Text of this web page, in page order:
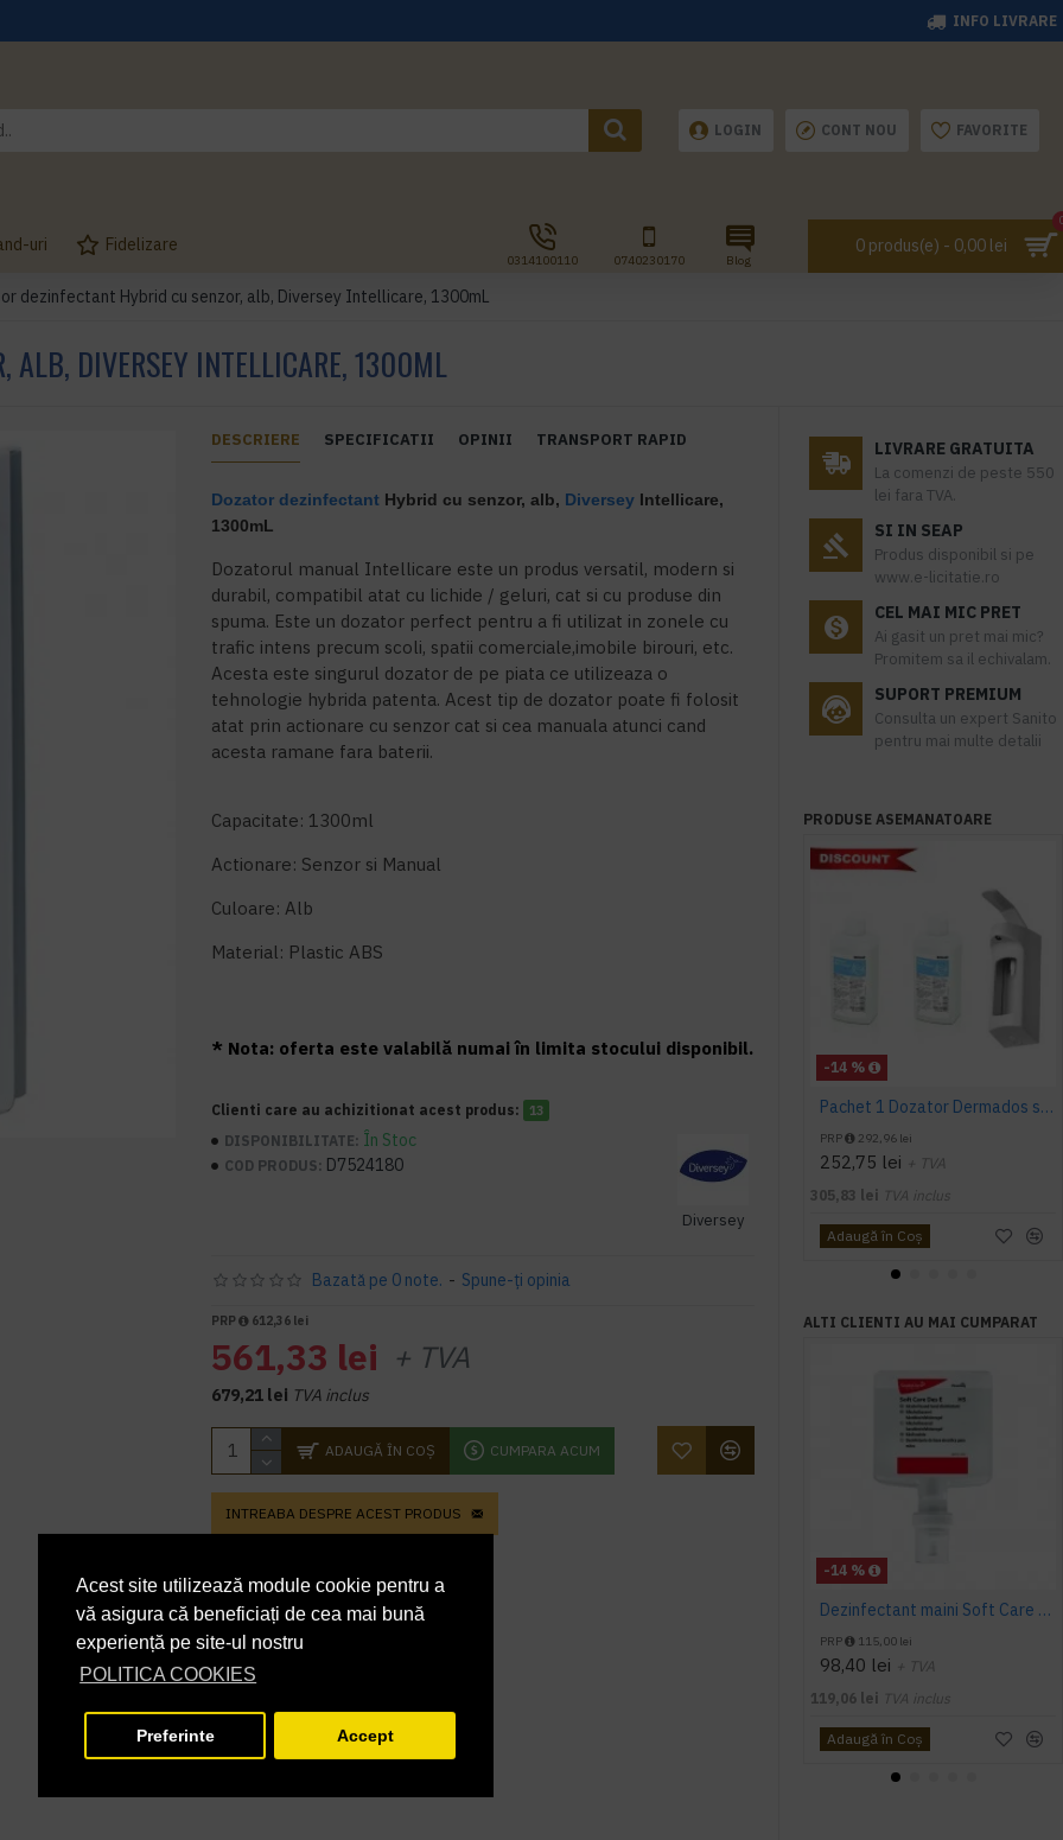
Acest site utilizează module cookie pentru a
vă asigura că beneficiați de cea mai bună
experiență pe site-ul nostru
POLITICA COOKIES
Preferinte Accept
INFO LIVRARE
LOGIN CONT NOU FAVORITE
uri Fidelizare
0314100110 0740230170 Blog
0 produs(e) - 0,00 lei
dezinfectant Hybrid cu senzor, alb, Diversey Intellicare, 1300mL
ALB, DIVERSEY INTELLICARE, 1300ML
DESCRIERE SPECIFICATII OPINII TRANSPORT RAPID
Dozator dezinfectant Hybrid cu senzor, alb, Diversey Intellicare,
1300mL
Dozatorul manual Intellicare este un produs versatil, modern si
durabil, compatibil atat cu lichide / geluri, cat si cu produse din
spuma. Este un dozator perfect pentru a fi utilizat in zonele cu
trafic intens precum scoli, spatii comerciale,imobile birouri, etc.
Acesta este singurul dozator de pe piata ce utilizeaza o
tehnologie hybrida patenta. Acest tip de dozator poate fi folosit
atat prin actionare cu senzor cat si cea manuala atunci cand
acesta ramane fara baterii.
Capacitate: 1300ml
Actionare: Senzor si Manual
Culoare: Alb
Material: Plastic ABS
* Nota: oferta este valabilă numai în limita stocului disponibil.
Clienti care au achizitionat acest produs: 13
DISPONIBILITATE: În Stoc
COD PRODUS: D7524180
Diversey
Bazată pe 0 note. - Spune-ţi opinia
PRP 612,36 lei
561,33 lei + TVA
679,21 lei TVA inclus
ADAUGĂ ÎN COŞ CUMPARA ACUM
INTREABA DESPRE ACEST PRODUS
LIVRARE GRATUITA
La comenzi de peste 550
lei fara TVA.
SI IN SEAP
Produs disponibil si pe
www.e-licitatie.ro
CEL MAI MIC PRET
Ai gasit un pret mai mic?
Promitem sa il echivalam.
SUPORT PREMIUM
Consulta un expert Sanito
pentru mai multe detalii
PRODUSE ASEMANATOARE
-14 %
Pachet 1 Dozator Dermados si 2 Dezinfectanti 500ml maini Ecolab Skinman
PRP 292,96 lei
252,75 lei + TVA
305,83 lei TVA inclus
Adaugă în Coş
ALTI CLIENTI AU MAI CUMPARAT
-14 %
Dezinfectant maini Soft Care Des E, Diversey, 1.3 L
PRP 115,00 lei
98,40 lei + TVA
119,06 lei TVA inclus
Adaugă în Coş